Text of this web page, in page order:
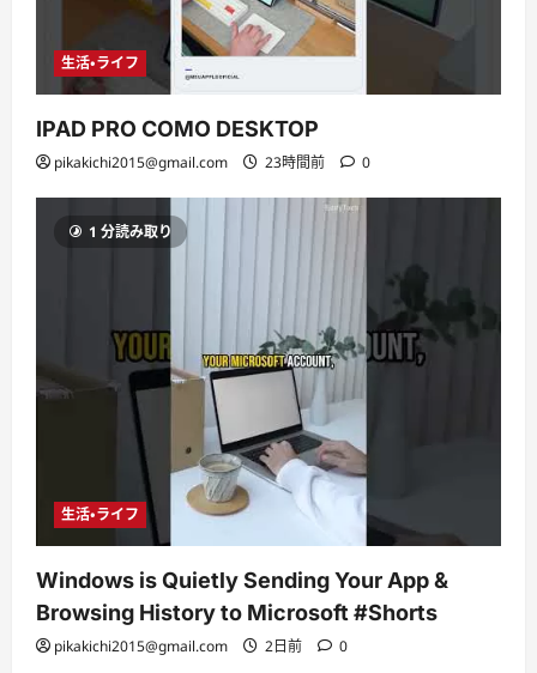
生活・ライフ
IPAD PRO COMO DESKTOP
pikakichi2015@gmail.com 23時間前 0
1 分読み取り
生活・ライフ
Windows is Quietly Sending Your App &
Browsing History to Microsoft #Shorts
pikakichi2015@gmail.com 2日前 0